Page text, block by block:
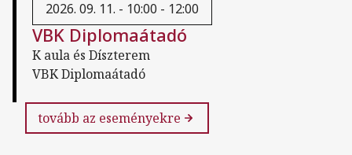
2026. 09. 11. - 10:00 - 12:00
VBK Diplomaátadó
K aula és Díszterem
VBK Diplomaátadó
tovább az eseményekre